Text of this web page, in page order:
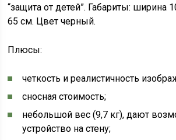
“защита от детей”. Габариты: ширина
65 см. Цвет черный.
Плюсы:
четкость и реалистичность
сносная стоимость;
небольшой вес (9,7 кг), дают
устройство на стену;